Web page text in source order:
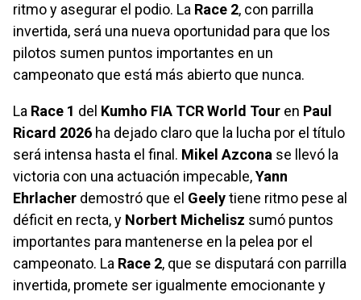
ritmo y asegurar el podio. La Race 2, con parrilla
invertida, será una nueva oportunidad para que los
pilotos sumen puntos importantes en un
campeonato que está más abierto que nunca.
La Race 1 del Kumho FIA TCR World Tour en Paul
Ricard 2026 ha dejado claro que la lucha por el título
será intensa hasta el final. Mikel Azcona se llevó la
victoria con una actuación impecable,Yann
Ehrlacher demostró que el Geelytiene ritmo pese al
déficit en recta, y Norbert Michelisz sumó puntos
importantes para mantenerse en la pelea por el
campeonato. La Race 2, que se disputará con parrilla
invertida, promete ser igualmente emocionante y